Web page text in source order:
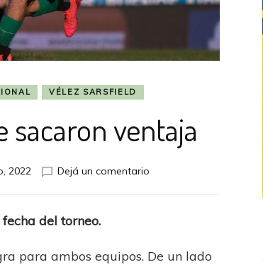
VÉLEZ SARSFIELD
sacaron ventaja
2022 Dejá un comentario
sacaron
del torneo.
para ambos equipos. De un lado